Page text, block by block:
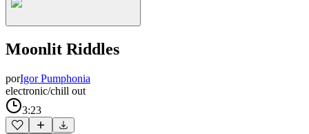
Moonlit Riddles
porIgor Pumphonia
electronic/chill out
3:23